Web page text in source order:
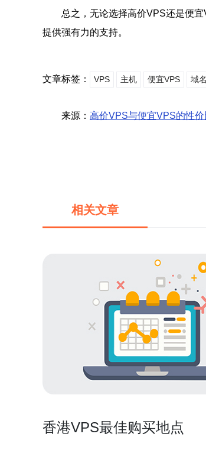
总之，无论选择高价VPS还是便
提供强有力的支持。
文章标签： VPS 主机 便宜VPS 域名
来源： 高价VPS与便宜VPS的性
相关文章
香港VPS最佳购买地点